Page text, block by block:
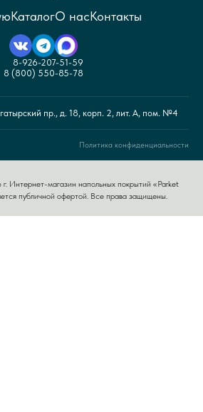
КаталогО насКонтакты
8-926-207-51-59
8 (800) 550-85-78
пр., д. 18, корп. 2, лит. А, пом. №4
Политика конфиденциальности
Интернет-магазин напольных покрытий «Parket
публичной офертой. Все права защищены.